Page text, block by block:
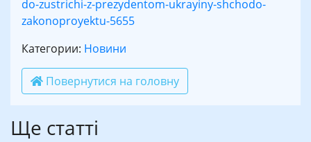
do-zustrichi-z-prezydentom-ukrayiny-shchodo-
zakonoproyektu-5655
Категории: Новини
Повернутися на головну
Ще статті